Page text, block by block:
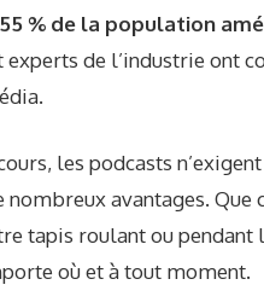
% de la population
de l’industrie ont
les podcasts n’exigent
avantages. Que
tapis roulant ou pendant
où et à tout moment.